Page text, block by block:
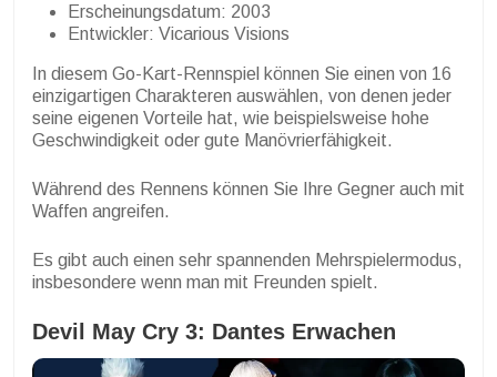
Erscheinungsdatum: 2003
Entwickler: Vicarious Visions
In diesem Go-Kart-Rennspiel können Sie einen von 16
einzigartigen Charakteren auswählen, von denen jeder
seine eigenen Vorteile hat, wie beispielsweise hohe
Geschwindigkeit oder gute Manövrierfähigkeit.
Während des Rennens können Sie Ihre Gegner auch mit
Waffen angreifen.
Es gibt auch einen sehr spannenden Mehrspielermodus,
insbesondere wenn man mit Freunden spielt.
Devil May Cry 3: Dantes Erwachen